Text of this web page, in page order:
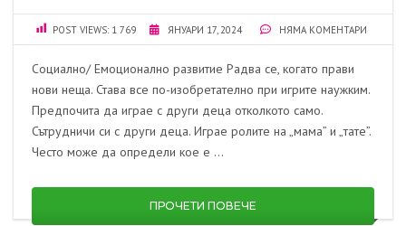
POST VIEWS: 1 769 ЯНУАРИ 17, 2024 НЯМА КОМЕНТАРИ
Социално/ Емоционално развитие Радва се, когато прави
нови неща. Става все по-изобретателно при игрите наужким.
Предпочита да играе с други деца отколкото само.
Сътрудничи си с други деца. Играе ролите на „мама” и „тате”.
Често може да определи кое е …
ПРОЧЕТИ ПОВЕЧЕ